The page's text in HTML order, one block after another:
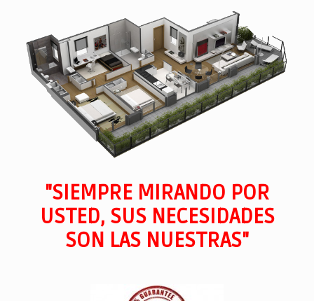
"SIEMPRE MIRANDO POR
USTED, SUS NECESIDADES
SON LAS NUESTRAS"